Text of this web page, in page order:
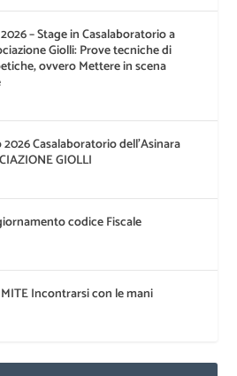
– Stage in Casalaboratorio a
Giolli: Prove tecniche di
ovvero Mettere in scena
2026 Casalaboratorio dell’Asinara
GIOLLI
codice Fiscale
Incontrarsi con le mani